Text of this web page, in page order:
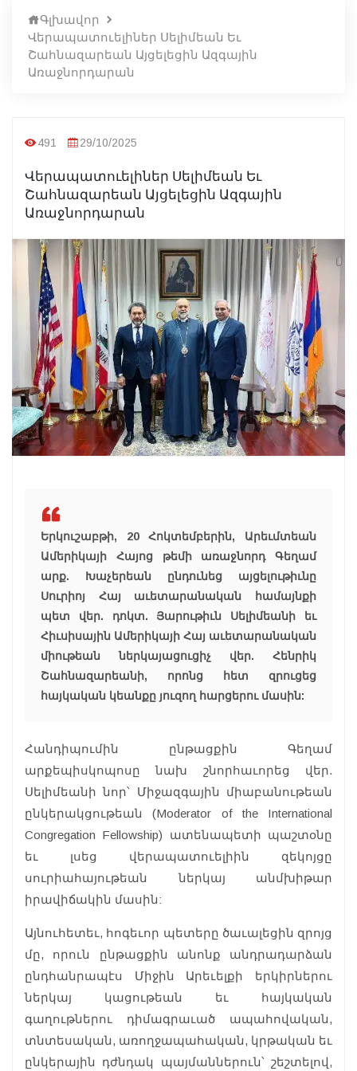
Գլխավոր
Վերապատուելիներ Սելիմեան Եւ
Շահնազարեան Այցելեցին Ազգային
Առաջնորդարան
491 29/10/2025
Վերապատուելիներ Սելիմեան Եւ
Շահնազարեան Այցելեցին Ազգային
Առաջնորդարան
Երկուշաբթի, 20 Հոկտեմբերին, Արեւմտեան
Ամերիկայի Հայոց թեմի առաջնորդ Գեղամ
արք. Խաչերեան ընդունեց այցելութիւնը
Սուրիոյ Հայ աւետարանական համայնքի
պետ վեր. դոկտ. Յարութիւն Սելիմեանի եւ
Հիւսիսային Ամերիկայի Հայ աւետարանական
միութեան ներկայացուցիչ վեր. Հենրիկ
Շահնազարեանի, որոնց հետ զրուցեց
հայկական կեանքը յուզող հարցերու մասին:
Հանդիպումին ընթացքին Գեղամ
արքեպիսկոպոսը նախ շնորհաւորեց վեր.
Սելիմեանի նոր՝ Միջազգային միաբանութեան
ընկերակցութեան (Moderator of the International
Congregation Fellowship) ատենապետի պաշտօնը
եւ լսեց վերապատուելիին զեկոյցը
սուրիահայութեան ներկայ անմխիթար
իրավիճակին մասին:
Այնուհետեւ, հոգեւոր պետերը ծաւալեցին զրոյց
մը, որուն ընթացքին անոնք անդրադարձան
ընդհանրապէս Միջին Արեւելքի երկիրներու
ներկայ կացութեան եւ հայկական
գաղութներու դիմագրաւած ապահովական,
տնտեսական, առողջապահական, կրթական եւ
ընկերային դժնդակ պայմաններուն՝ շեշտելով,